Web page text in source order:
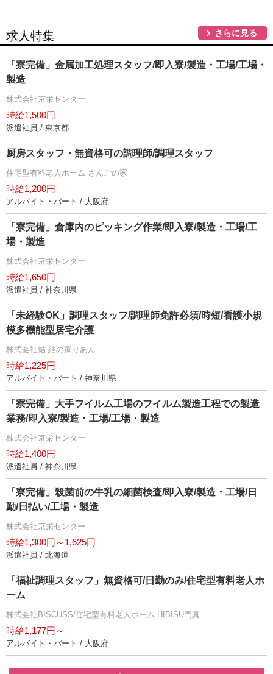
求人特集 さらに見る
「寮完備」金属加工処理スタッフ/即入寮/製造・工場/工場・
製造
株式会社京栄センター
時給1,500円
派遣社員 / 東京都
厨房スタッフ・無資格可の調理師/調理スタッフ
住宅型有料老人ホーム さんごの家
時給1,200円
アルバイト・パート / 大阪府
「寮完備」倉庫内のピッキング作業/即入寮/製造・工場/工
場・製造
株式会社京栄センター
時給1,650円
派遣社員 / 神奈川県
「未経験OK」調理スタッフ/調理師免許必須/時短/看護小規
模多機能型居宅介護
株式会社結 結の家りあん
時給1,225円
アルバイト・パート / 神奈川県
「寮完備」大手フイルム工場のフイルム製造工程での製造
業務/即入寮/製造・工場/工場・製造
株式会社京栄センター
時給1,400円
派遣社員 / 神奈川県
「寮完備」殺菌前の牛乳の細菌検査/即入寮/製造・工場/日
勤/日払い/工場・製造
株式会社京栄センター
時給1,300円～1,625円
派遣社員 / 北海道
「福祉調理スタッフ」無資格可/日勤のみ/住宅型有料老人ホ
ーム
株式会社BISCUSS/住宅型有料老人ホーム HIBISU門真
時給1,177円～
アルバイト・パート / 大阪府